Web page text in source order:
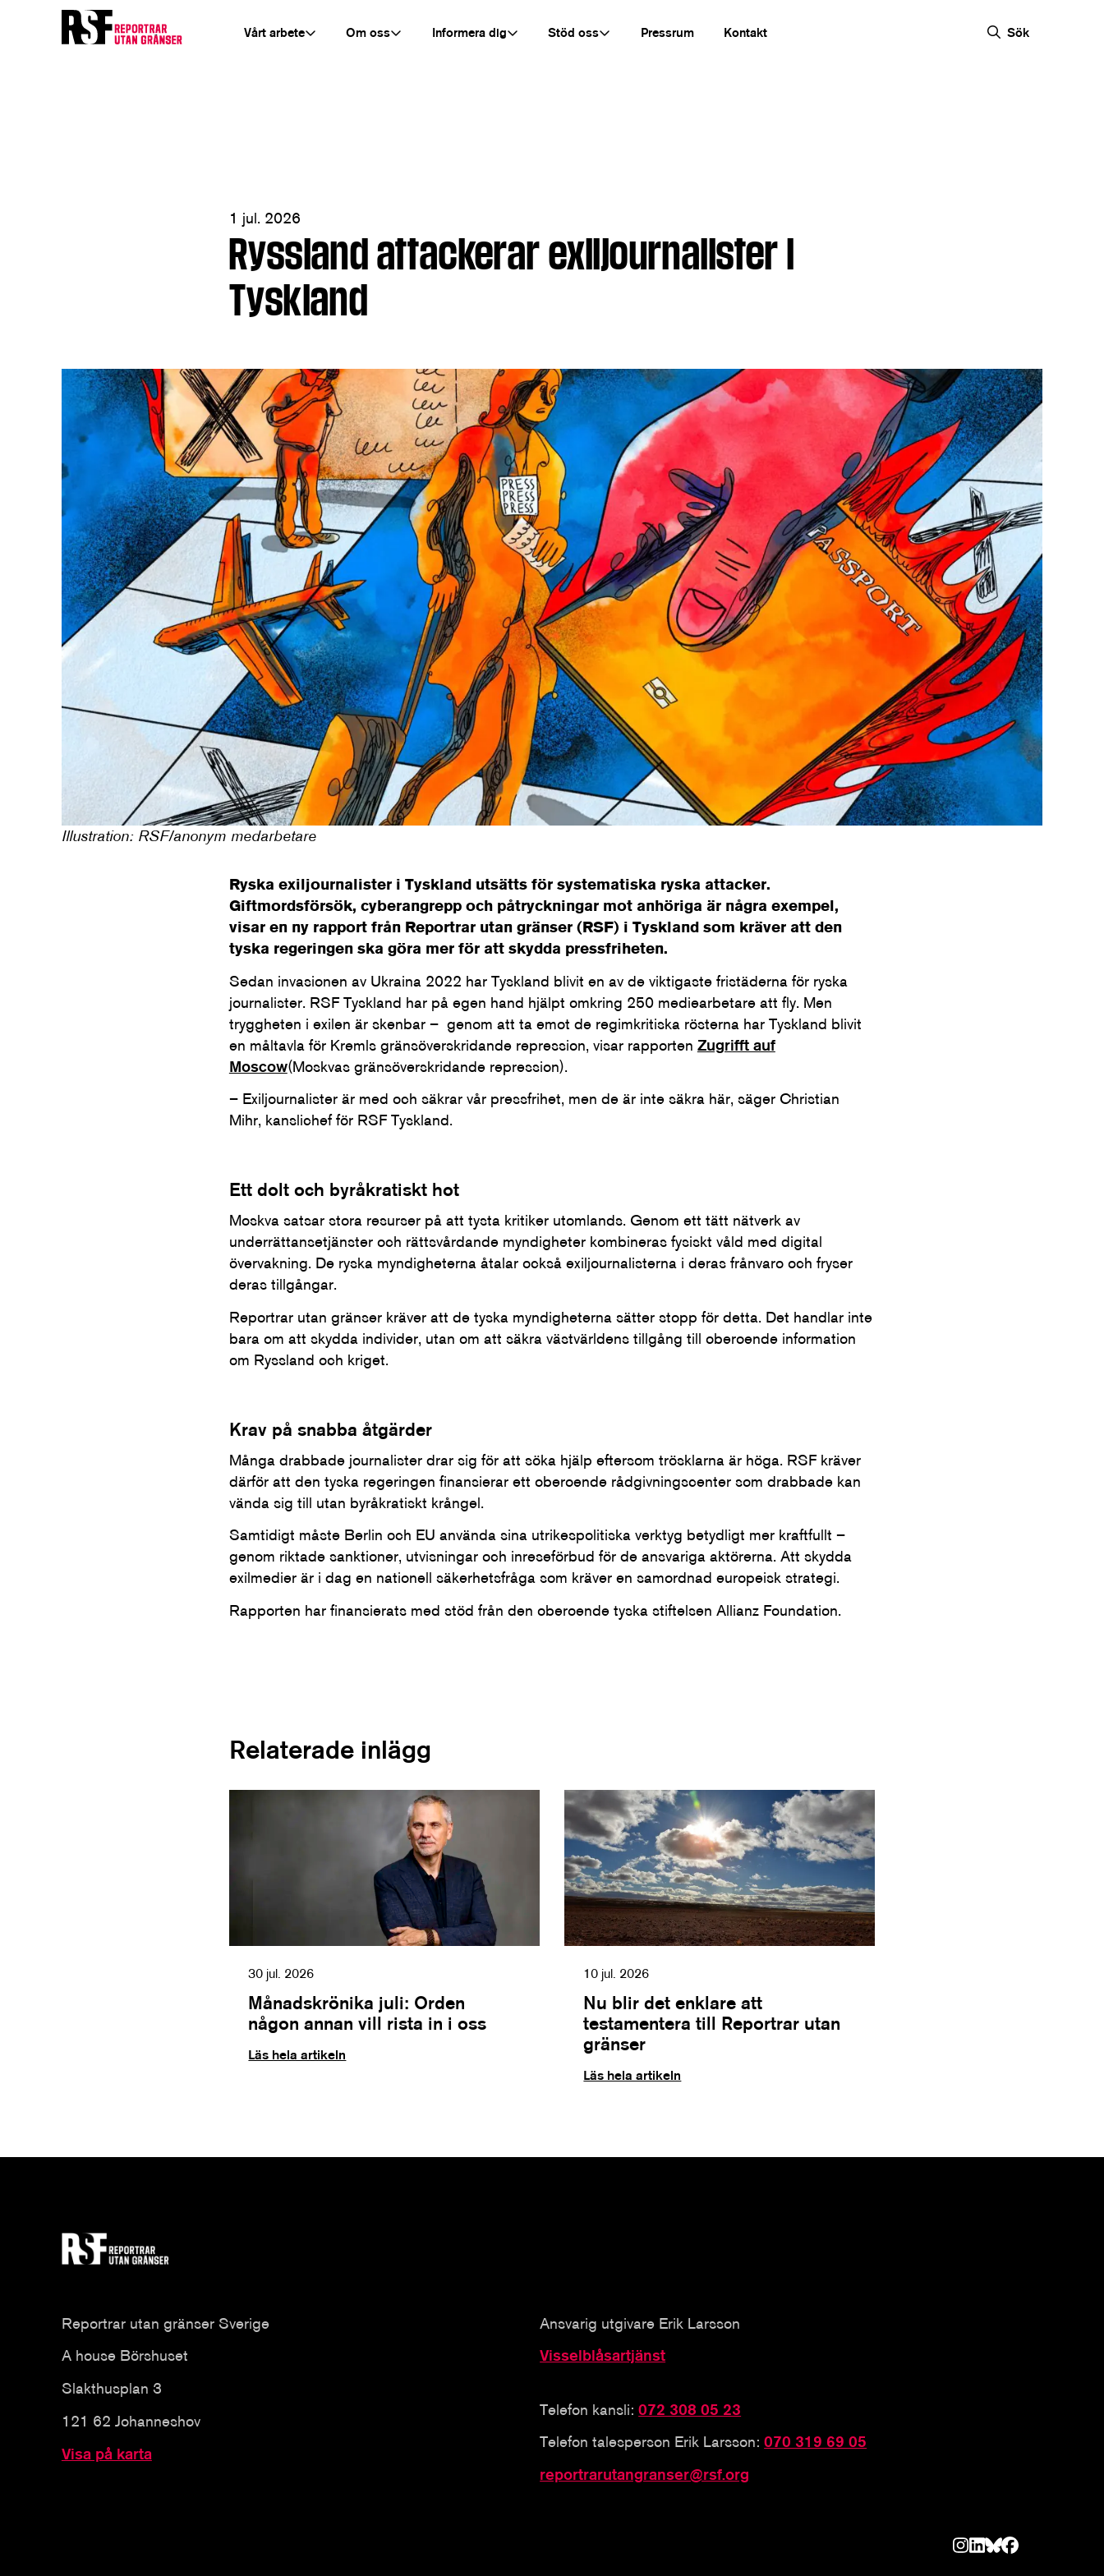
Vårt arbete Om oss Informera dig Stöd oss Pressrum Kontakt Sök
1 jul. 2026
Ryssland attackerar exiljournalister i
Tyskland
Illustration: RSF/anonym medarbetare
Ryska exiljournalister i Tyskland utsätts för systematiska ryska attacker.
Giftmordsförsök, cyberangrepp och påtryckningar mot anhöriga är några exempel,
visar en ny rapport från Reportrar utan gränser (RSF) i Tyskland som kräver att den
tyska regeringen ska göra mer för att skydda pressfriheten.
Sedan invasionen av Ukraina 2022 har Tyskland blivit en av de viktigaste fristäderna för ryska
journalister. RSF Tyskland har på egen hand hjälpt omkring 250 mediearbetare att fly. Men
tryggheten i exilen är skenbar – genom att ta emot de regimkritiska rösterna har Tyskland blivit
en måltavla för Kremls gränsöverskridande repression, visar rapporten Zugrifft auf
Moscow(Moskvas gränsöverskridande repression).
– Exiljournalister är med och säkrar vår pressfrihet, men de är inte säkra här, säger Christian
Mihr, kanslichef för RSF Tyskland.
Ett dolt och byråkratiskt hot
Moskva satsar stora resurser på att tysta kritiker utomlands. Genom ett tätt nätverk av
underrättansetjänster och rättsvårdande myndigheter kombineras fysiskt våld med digital
övervakning. De ryska myndigheterna åtalar också exiljournalisterna i deras frånvaro och fryser
deras tillgångar.
Reportrar utan gränser kräver att de tyska myndigheterna sätter stopp för detta. Det handlar inte
bara om att skydda individer, utan om att säkra västvärldens tillgång till oberoende information
om Ryssland och kriget.
Krav på snabba åtgärder
Många drabbade journalister drar sig för att söka hjälp eftersom trösklarna är höga. RSF kräver
därför att den tyska regeringen finansierar ett oberoende rådgivningscenter som drabbade kan
vända sig till utan byråkratiskt krångel.
Samtidigt måste Berlin och EU använda sina utrikespolitiska verktyg betydligt mer kraftfullt –
genom riktade sanktioner, utvisningar och inreseförbud för de ansvariga aktörerna. Att skydda
exilmedier är i dag en nationell säkerhetsfråga som kräver en samordnad europeisk strategi.
Rapporten har finansierats med stöd från den oberoende tyska stiftelsen Allianz Foundation.
Relaterade inlägg
30 jul. 2026
Månadskrönika juli: Orden
någon annan vill rista in i oss
Läs hela artikeln
10 jul. 2026
Nu blir det enklare att
testamentera till Reportrar utan
gränser
Läs hela artikeln
Reportrar utan gränser Sverige
A house Börshuset
Slakthusplan 3
121 62 Johanneshov
Visa på karta
Ansvarig utgivare Erik Larsson
Visselblåsartjänst
Telefon kansli:072 308 05 23
Telefon talesperson Erik Larsson:070 319 69 05
reportrarutangranser@rsf.org